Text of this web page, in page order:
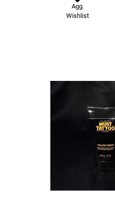
Agg.
Wishlist